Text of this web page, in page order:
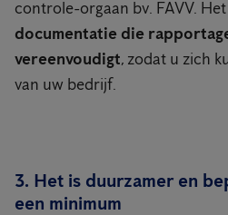
controle-orgaan bv. FAVV.
documentatie die
vereenvoudigt, zodat u zich
van uw bedrijf.
3. Het is duurzamer en
een minimum